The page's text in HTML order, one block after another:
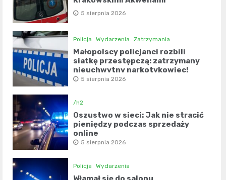
5 sierpnia 2026
Policja Wydarzenia Zatrzymania
Małopolscy policjanci rozbili
siatkę przestępczą: zatrzymany
nieuchwytny narkotykowiec!
5 sierpnia 2026
/h2
Oszustwo w sieci: Jak nie stracić
pieniędzy podczas sprzedaży
online
5 sierpnia 2026
Policja Wydarzenia